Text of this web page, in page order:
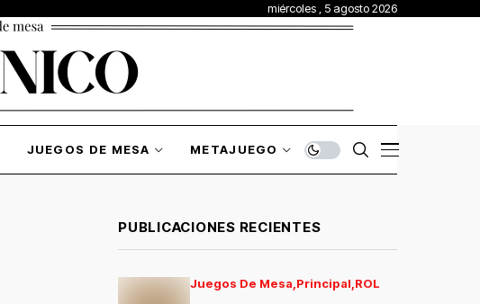
miércoles , 5 agosto 2026
JUEGOS DE MESA METAJUEGO
PUBLICACIONES RECIENTES
Juegos De Mesa Principal ROL